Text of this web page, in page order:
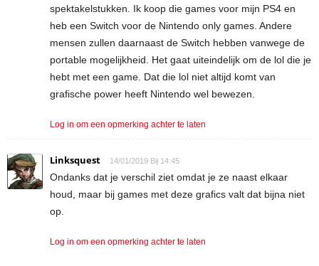
spektakelstukken. Ik koop die games voor mijn PS4 en
heb een Switch voor de Nintendo only games. Andere
mensen zullen daarnaast de Switch hebben vanwege de
portable mogelijkheid. Het gaat uiteindelijk om de lol die je
hebt met een game. Dat die lol niet altijd komt van
grafische power heeft Nintendo wel bewezen.
Log in om een opmerking achter te laten
Linksquest 14/01/2019 Bij 14:45
Ondanks dat je verschil ziet omdat je ze naast elkaar
houd, maar bij games met deze grafics valt dat bijna niet
op.
Log in om een opmerking achter te laten